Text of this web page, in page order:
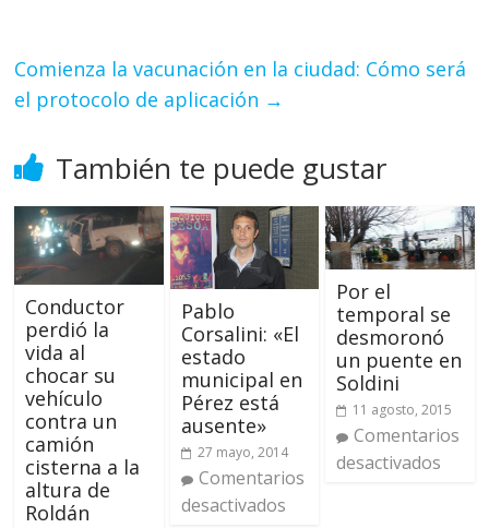
Comienza la vacunación en la ciudad: Cómo será
el protocolo de aplicación →
También te puede gustar
Conductor
perdió la
vida al
chocar su
vehículo
contra un
camión
cisterna a la
altura de
Roldán
Pablo
Corsalini: «El
estado
municipal en
Pérez está
ausente»
27 mayo, 2014
Comentarios
desactivados
Por el
temporal se
desmoronó
un puente en
Soldini
11 agosto, 2015
Comentarios
desactivados